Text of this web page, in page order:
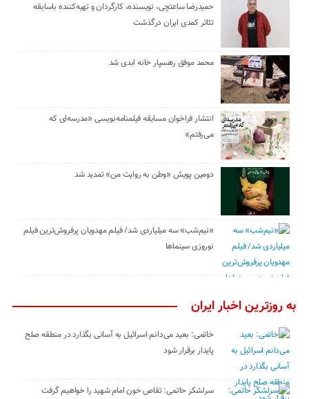
حمیدرضا ساعتچی، نویسنده، کارگردان و تهیه‌کننده باسابقه
تئاتر کمدی ایران درگذشت
محمد موفق رهسپار خانه ابدی شد
انتشار فراخوان مسابقه فیلمنامه‌نویسی «مدرسه‌ای که
می‌رفتم»
دومین پویش «وطن به روایت من» تمدید شد
«نیم‌شب» سه میلیاردی شد/ فیلم مهدویان پرفروش‌ترین فیلم
نوروزی سینماها
به روزترین اخبار ایران
خاتمی: بعید می‌دانم اسرائیل به آسانی بگذارد در منطقه صلح
پایدار برقرار شود
سرلشکر حاتمی: تقاص خون امام شهید را خواهیم گرفت